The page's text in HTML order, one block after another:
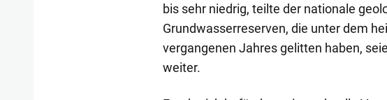
bis sehr niedrig, teilte der nationale
Grundwasserreserven, die unter dem
vergangenen Jahres gelitten haben,
weiter.